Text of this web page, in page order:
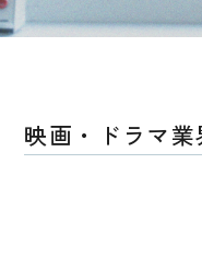
映画・ドラマ